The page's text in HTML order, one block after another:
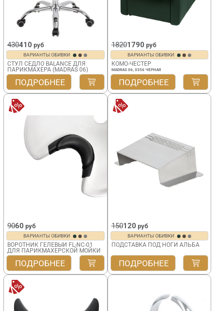
430410 руб
ВАРИАНТЫ ОБИВКИ
СТУЛ СЕДЛО BALANCE ДЛЯ
ПАРИКМАХЕРА (MADRAS 06)
ПОДРОБНЕЕ
18201790 руб
ВАРИАНТЫ ОБИВКИ
КОМО-ЧЕСТЕР
MADRAS 06, 0356 ЧЕРНАЯ
ПОДРОБНЕЕ
9060 руб
ВАРИАНТЫ ОБИВКИ
ВОРОТНИК ГЕЛЕВЫЙ FL-NC-01
ДЛЯ ПАРИКМАХЕРСКОЙ МОЙКИ
ПОДРОБНЕЕ
150120 руб
ВАРИАНТЫ ОБИВКИ
ПОДСТАВКА ПОД НОГИ АЛЬБА
ПОДРОБНЕЕ